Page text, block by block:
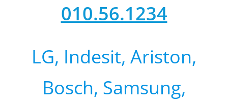
010.56.1234
LG, Indesit, Ariston,
Bosch, Samsung,